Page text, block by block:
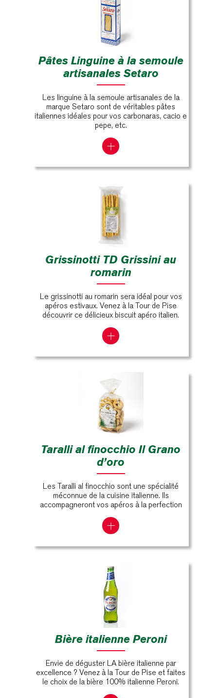
Pâtes Linguine à la semoule
artisanales Setaro
Les linguine à la semoule artisanales de la
marque Setaro sont de véritables pâtes
italiennes idéales pour vos carbonaras, cacio e
pepe, etc.
Grissinotti TD Grissini au
romarin
Le grissinotti au romarin sera idéal pour vos
apéros estivaux. Venez à la Tour de Pise
découvrir ce délicieux biscuit apéro italien.
Taralli al finocchio Il Grano
d’oro
Les Taralli al finocchio sont une spécialité
méconnue de la cuisine italienne. Ils
accompagneront vos apéros à la perfection
Bière italienne Peroni
Envie de déguster LA bière italienne par
excellence ? Venez à la Tour de Pise et faites
le choix de la bière 100% italienne Peroni.